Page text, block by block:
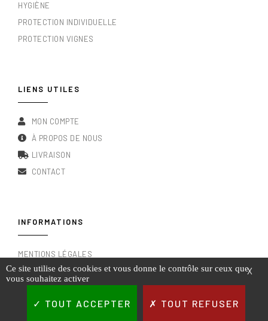
HYGIÈNE
PROTECTION INDIVIDUELLE
PROTECTION VIGNES
LIENS UTILES
MON COMPTE
À PROPOS DE NOUS
LIVRAISON
CONTACT
INFORMATIONS
MENTIONS LÉGALES
CONDITIONS GÉNÉRALES DE VENTE
RGPD & POLITIQUE DE CONFIDENTIALITÉ
X
Ce site utilise des cookies et vous donne le contrôle sur ceux que
vous souhaitez activer
TOUT ACCEPTER TOUT REFUSER